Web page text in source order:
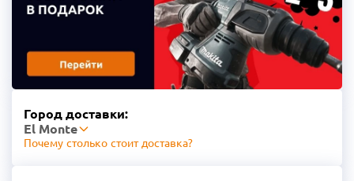
Город доставки:
El Monte
Почему столько стоит доставка?